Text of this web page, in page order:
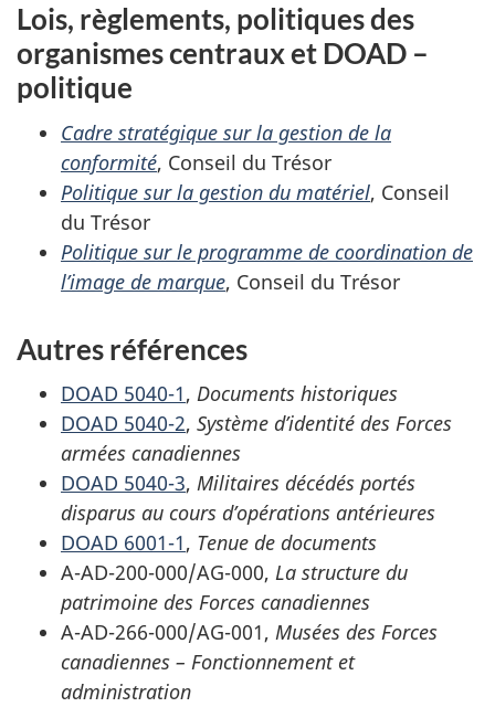
Lois, règlements, politiques des
organismes centraux et DOAD –
politique
Cadre stratégique sur la gestion de la
conformité, Conseil du Trésor
Politique sur la gestion du matériel, Conseil
du Trésor
Politique sur le programme de coordination de
l’image de marque, Conseil du Trésor
Autres références
DOAD 5040-1, Documents historiques
DOAD 5040-2, Système d’identité des Forces
armées canadiennes
DOAD 5040-3, Militaires décédés portés
disparus au cours d’opérations antérieures
DOAD 6001-1, Tenue de documents
A-AD-200-000/AG-000, La structure du
patrimoine des Forces canadiennes
A-AD-266-000/AG-001, Musées des Forces
canadiennes – Fonctionnement et
administration